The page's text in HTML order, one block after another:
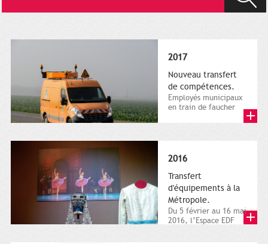
2017
Nouveau transfert
de compétences.
Employés municipaux
en train de faucher
2016
Transfert
d'équipements à la
Métropole.
Du 5 février au 16 mai
2016, l’Espace EDF